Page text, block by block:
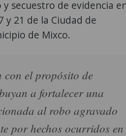
secuestro de evidencia
y 21 de la Ciudad de
de Mixco.
con el propósito de
a fortalecer una
al robo agravado
por hechos ocurridos en